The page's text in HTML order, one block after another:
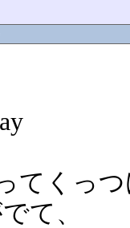
てくっ
て、